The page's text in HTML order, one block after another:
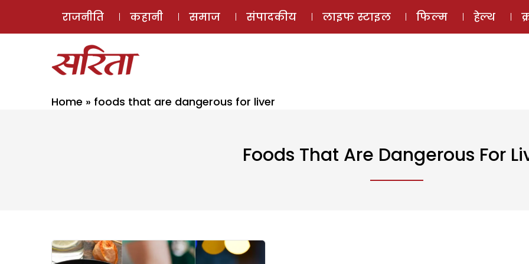
ई-मैगज़ीन
राजनीति कहानी समाज संपादकीय लाइफ स्टाइल फिल्म हेल्थ
Home » foods that are dangerous for liver
Foods That Are Dangerous For